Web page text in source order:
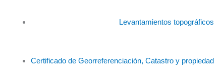
Levantamientos topográficos
Certificado de Georreferenciación, Catastro y propiedad